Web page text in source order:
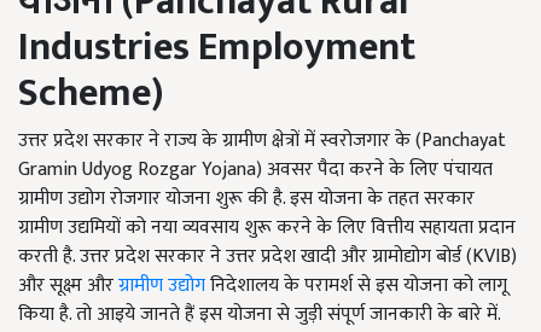
Industries Employment
Scheme)
उत्तर प्रदेश सरकार ने राज्य के ग्रामीण क्षेत्रों में स्वरोजगार के (Panchayat
Gramin Udyog Rozgar Yojana) अवसर पैदा करने के लिए पंचायत
ग्रामीण उद्योग रोजगार योजना शुरू की है. इस योजना के तहत सरकार
ग्रामीण उद्यमियों को नया व्यवसाय शुरू करने के लिए वित्तीय सहायता प्रदान
करती है. उत्तर प्रदेश सरकार ने उत्तर प्रदेश खादी और ग्रामोद्योग बोर्ड (KVIB)
और सूक्ष्म औरग्रामीण उद्योगनिदेशालय के परामर्श से इस योजना को लागू
किया है. तो आइये जानते हैं इस योजना से जुड़ी संपूर्ण जानकारी के बारे में.